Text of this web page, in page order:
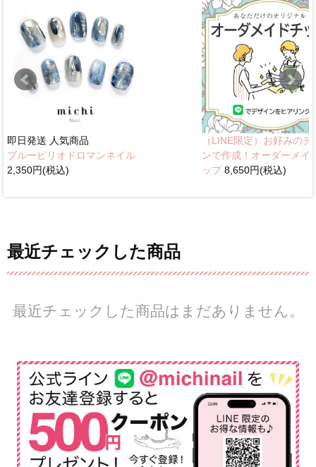
即日発送 人気商品
ブルーピリオドロマンネイル
2,350円(税込)
（LINE限定）お好みのデ
ンで作成！オーダーメイ
ップ8,650円(税込)
最近チェックした商品
最近チェックした商品はまだありません。